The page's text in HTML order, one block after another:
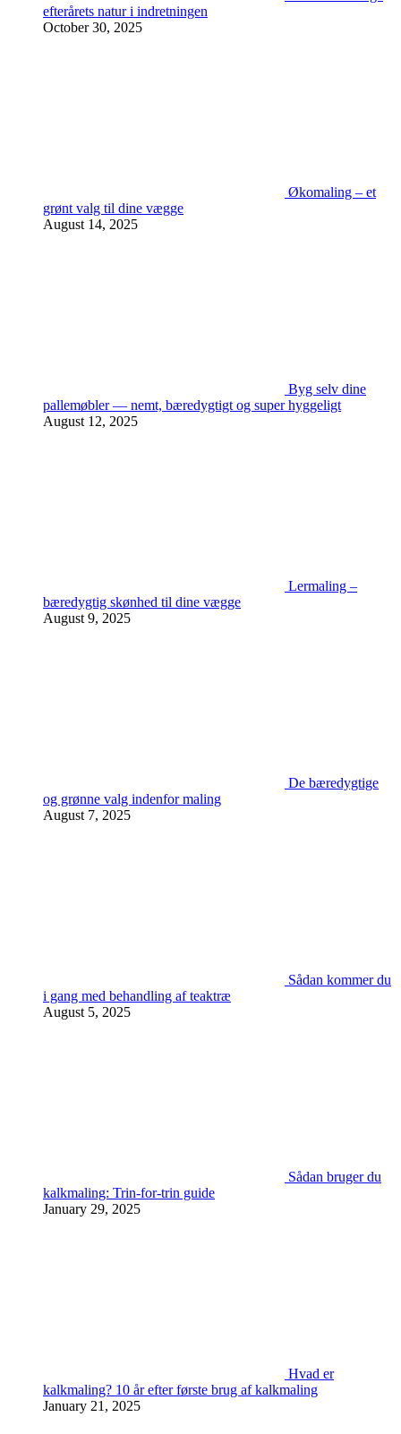
efterårets natur i indretningen
October 30, 2025
Økomaling – et
grønt valg til dine vægge
August 14, 2025
Byg selv dine
pallemøbler — nemt, bæredygtigt og super hyggeligt
August 12, 2025
Lermaling –
bæredygtig skønhed til dine vægge
August 9, 2025
De bæredygtige
og grønne valg indenfor maling
August 7, 2025
Sådan kommer du
i gang med behandling af teaktræ
August 5, 2025
Sådan bruger du
kalkmaling: Trin-for-trin guide
January 29, 2025
Hvad er
kalkmaling? 10 år efter første brug af kalkmaling
January 21, 2025